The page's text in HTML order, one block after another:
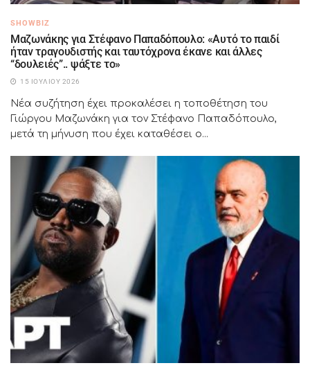
SHOWBIZ
Μαζωνάκης για Στέφανο Παπαδόπουλο: «Αυτό το παιδί
ήταν τραγουδιστής και ταυτόχρονα έκανε και άλλες
“δουλειές”.. ψάξτε το»
15 ΙΟΥΛΊΟΥ 2026
Νέα συζήτηση έχει προκαλέσει η τοποθέτηση του
Γιώργου Μαζωνάκη για τον Στέφανο Παπαδόπουλο,
μετά τη μήνυση που έχει καταθέσει ο...